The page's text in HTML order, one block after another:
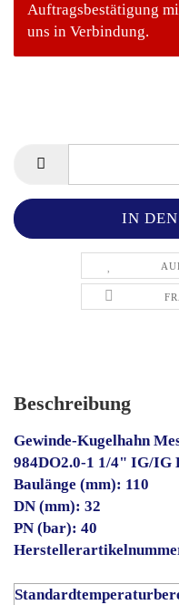
Auftragsbestätigung
uns in Verbindung.
Beschreibung
Gewinde-Kugelhahn
984DO2.0-1 1/4" IG/IG
Baulänge (mm): 110
DN (mm): 32
PN (bar): 40